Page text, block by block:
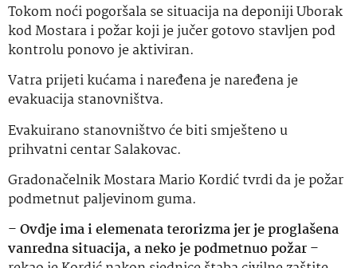
Tokom noći pogoršala se situacija na deponiji Uborak
kod Mostara i požar koji je jučer gotovo stavljen pod
kontrolu ponovo je aktiviran.
Vatra prijeti kućama i naređena je naređena je
evakuacija stanovništva.
Evakuirano stanovništvo će biti smješteno u
prihvatni centar Salakovac.
Gradonačelnik Mostara Mario Kordić tvrdi da je požar
podmetnut paljevinom guma.
–Ovdje ima i elemenata terorizma jer je proglašena
vanredna situacija, a neko je podmetnuo požar–